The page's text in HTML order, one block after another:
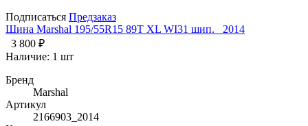
Подписаться Предзаказ
Шина Marshal 195/55R15 89T XL WI31 шип. _2014
3 800 ₽
Наличие: 1 шт
Бренд
Marshal
Артикул
2166903_2014